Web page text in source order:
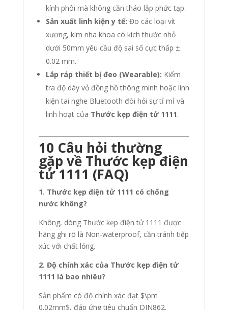
kính phôi mà không cần tháo lắp phức tạp.
Sản xuất linh kiện y tế: Đo các loại vít
xương, kim nha khoa có kích thước nhỏ
dưới 50mm yêu cầu độ sai số cực thấp ±
0.02 mm.
Lắp ráp thiết bị đeo (Wearable): Kiểm
tra độ dày vỏ đồng hồ thông minh hoặc linh
kiện tai nghe Bluetooth đòi hỏi sự tỉ mỉ và
linh hoạt của Thước kẹp điện tử 1111.
10 Câu hỏi thường
gặp về Thước kẹp điện
tử 1111 (FAQ)
1. Thước kẹp điện tử 1111 có chống
nước không?
Không, dòng Thước kẹp điện tử 1111 được
hãng ghi rõ là Non-waterproof, cần tránh tiếp
xúc với chất lỏng.
2. Độ chính xác của Thước kẹp điện tử
1111 là bao nhiêu?
Sản phẩm có độ chính xác đạt $\pm
0.02mm$, đáp ứng tiêu chuẩn DIN862.